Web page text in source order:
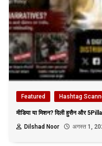
Featured Hashtag
मीडिया या मिशन? दिली हुसैन और
Dilshad Noor
अगस्त 1,